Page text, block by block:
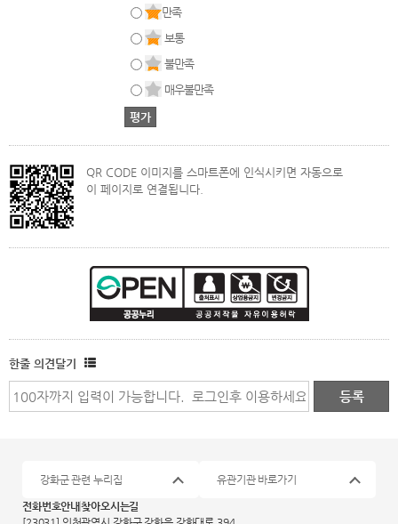
만족
보통
불만족
매우불만족
QR CODE 이미지를 스마트폰에 인식시키면 자동으로
이 페이지로 연결됩니다.
한줄 의견달기
전화번호안내 찾아오시는길
강화군 관련 누리집 유관기관 바로가기